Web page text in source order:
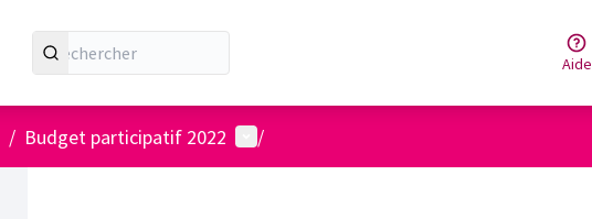
Aide
/ Budget participatif 2022 Menu utilisateur
/